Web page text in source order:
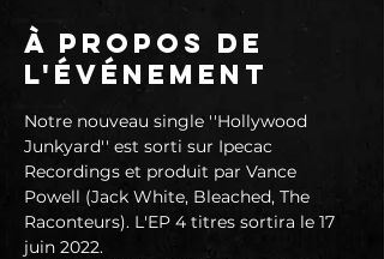
À propos de
l'événement
Notre nouveau single ''Hollywood
Junkyard'' est sorti sur Ipecac
Recordings et produit par Vance
Powell (Jack White, Bleached, The
Raconteurs). L'EP 4 titres sortira le 17
juin 2022.